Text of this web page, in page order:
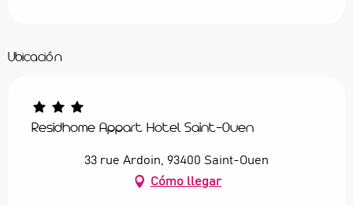
Ubicación
Residhome Appart Hotel Saint-Ouen
33 rue Ardoin, 93400 Saint-Ouen
Cómo llegar